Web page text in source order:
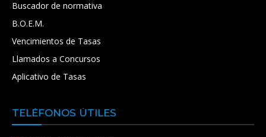
Buscador de normativa
B.O.E.M.
Vencimientos de Tasas
Llamados a Concursos
Aplicativo de Tasas
TELÉFONOS ÚTILES